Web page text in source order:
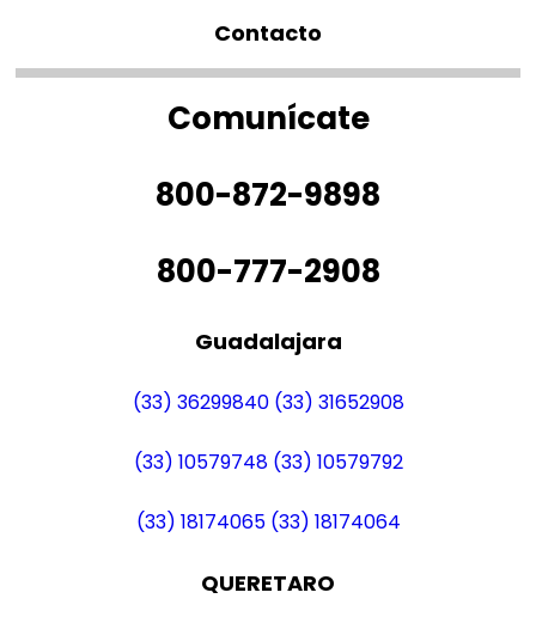
Contacto
Comunícate
800-872-9898
800-777-2908
Guadalajara
(33) 36299840 (33) 31652908
(33) 10579748 (33) 10579792
(33) 18174065 (33) 18174064
QUERETARO